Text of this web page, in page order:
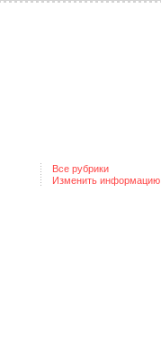
Все рубрики
Изменить информацию